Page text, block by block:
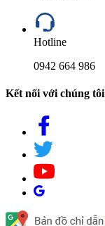
Hotline
0942 664 986
Kết nối với chúng tôi